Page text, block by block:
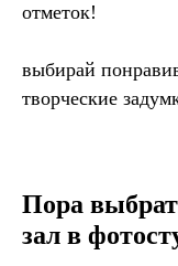
отметок!
выбирай
творческие
Пора
зал в